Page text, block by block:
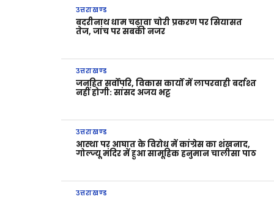
उत्तराखण्ड
बदरीनाथ धाम चढ़ावा चोरी प्रकरण पर सियासत
तेज, जांच पर सबकी नजर
उत्तराखण्ड
जनहित सर्वोपरि, विकास कार्यों में लापरवाही बर्दाश्त
नहीं होगी: सांसद अजय भट्ट
उत्तराखण्ड
आस्था पर आघात के विरोध में कांग्रेस का शंखनाद,
गोल्ज्यू मंदिर में हुआ सामूहिक हनुमान चालीसा पाठ
उत्तराखण्ड